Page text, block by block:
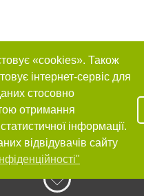
«cookies». Також
інтернет-сервіс для
стосовно
отримання
інформації.
відвідувачів сайту